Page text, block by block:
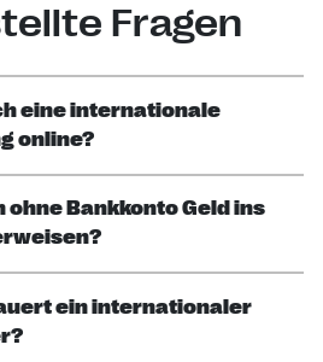
Fragen
eine internationale
online?
ohne Bankkonto Geld ins
ein internationaler